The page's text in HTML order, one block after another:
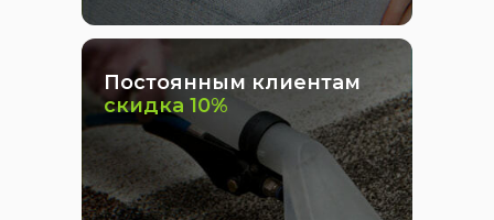
Постоянным клиентам
скидка 10%